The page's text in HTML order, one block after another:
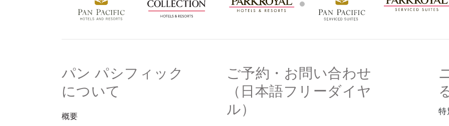
パン パシフィック
について
概要
ご予約・お問い合わせ
（日本語フリーダイヤ
ル）
特